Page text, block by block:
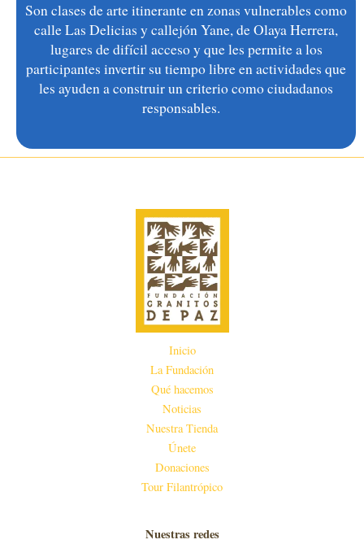
Son clases de arte itinerante enzonas vulnerables como
calle Las Delicias y callejónYane, de Olaya Herrera,
lugares de difícil accesoy que les permitea los
participantes invertir su tiempo libre en actividades que
les ayudenaconstruir un criterio como ciudadanos
responsables.
Inicio
La Fundación
Qué hacemos
Noticias
Nuestra Tienda
Únete
Donaciones
Tour Filantrópico
Nuestras redes